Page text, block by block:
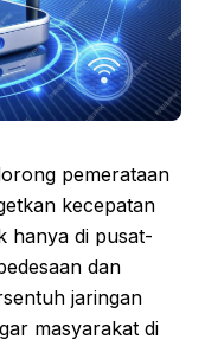
pemerataan
kecepatan
hanya di pusat-
dan
jaringan
masyarakat di